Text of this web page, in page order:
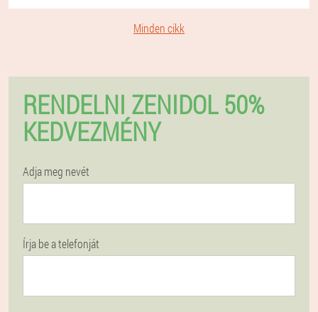
Minden cikk
RENDELNI ZENIDOL 50%
KEDVEZMÉNY
Adja meg nevét
Írja be a telefonját